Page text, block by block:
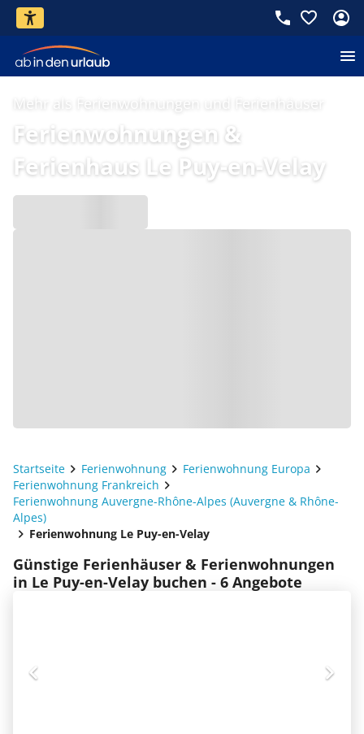
Mehr als Ferienwohnungen und Ferienhäuser
Ferienwohnungen &
Ferienhaus Le Puy-en-Velay
Startseite Ferienwohnung
Ferienwohnung Europa
Ferienwohnung Frankreich
Ferienwohnung Auvergne-Rhône-Alpes (Auvergne & Rhône-
Alpes)
Ferienwohnung Le Puy-en-Velay
Günstige Ferienhäuser & Ferienwohnungen
in Le Puy-en-Velay buchen - 6 Angebote